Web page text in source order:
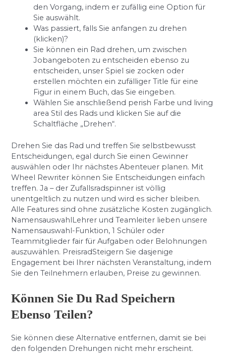
den Vorgang, indem er zufällig eine Option für
Sie auswählt.
Was passiert, falls Sie anfangen zu drehen
(klicken)?
Sie können ein Rad drehen, um zwischen
Jobangeboten zu entscheiden ebenso zu
entscheiden, unser Spiel sie zocken oder
erstellen möchten ein zufälliger Title für eine
Figur in einem Buch, das Sie eingeben.
Wählen Sie anschließend perish Farbe und living
area Stil des Rads und klicken Sie auf die
Schaltfläche „Drehen“.
Drehen Sie das Rad und treffen Sie selbstbewusst
Entscheidungen, egal durch Sie einen Gewinner
auswählen oder Ihr nächstes Abenteuer planen. Mit
Wheel Rewriter können Sie Entscheidungen einfach
treffen. Ja – der Zufallsradspinner ist völlig
unentgeltlich zu nutzen und wird es sicher bleiben.
Alle Features sind ohne zusätzliche Kosten zugänglich.
NamensauswahlLehrer und Teamleiter lieben unsere
Namensauswahl-Funktion, 1 Schüler oder
Teammitglieder fair für Aufgaben oder Belohnungen
auszuwählen. PreisradSteigern Sie dasjenige
Engagement bei Ihrer nächsten Veranstaltung, indem
Sie den Teilnehmern erlauben, Preise zu gewinnen.
Können Sie Du Rad Speichern
Ebenso Teilen?
Sie können diese Alternative entfernen, damit sie bei
den folgenden Drehungen nicht mehr erscheint.